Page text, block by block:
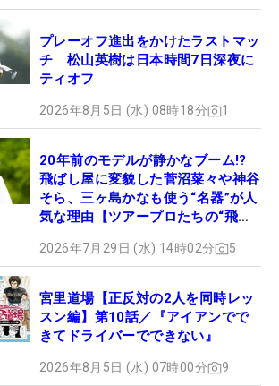
プレーオフ進出をかけたラストマッ
チ 松山英樹は日本時間7日深夜に
ティオフ
2026年8月5日 (水) 08時18分 1
20年前のモデルが静かなブーム!?
飛ばし屋に変貌した菅沼菜々や神谷
そら、三ヶ島かなも使う“名器”が人
気な理由【ツアープロたちの“飛ば
2026年7月29日 (水) 14時02分 5
宮里道場【正反対の2人を同時レッ
スン編】第10話／『アイアンでで
きてドライバーでできない』
2026年8月5日 (水) 07時00分 9